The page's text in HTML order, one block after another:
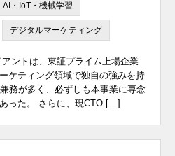
AI・IoT・機械学習
デジタルマーケティング
ントは、東証プライム上場企業
ケティング領域で独自の強みを持
務が多く、必ずしも本事業に専念
った。 さらに、現CTO […]